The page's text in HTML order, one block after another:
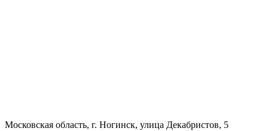
Московская область, г. Ногинск, улица Декабристов, 5